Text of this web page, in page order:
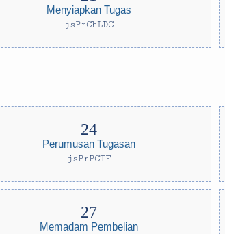
Menyiapkan Tugas
jsPrChLDC
Perumusan Tugasan
jsPrPCTF
Memadam Pembelian